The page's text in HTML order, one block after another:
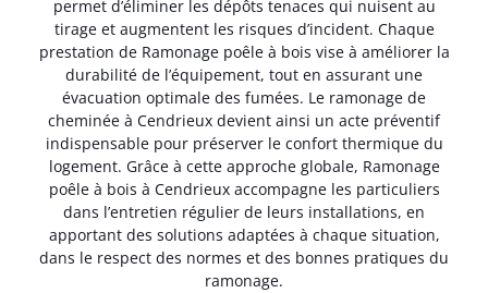
permet d’éliminer les dépôts tenaces qui nuisent au
tirage et augmentent les risques d’incident. Chaque
prestation de Ramonage poêle à bois vise à améliorer la
durabilité de l’équipement, tout en assurant une
évacuation optimale des fumées. Le ramonage de
cheminée à Cendrieux devient ainsi un acte préventif
indispensable pour préserver le confort thermique du
logement. Grâce à cette approche globale, Ramonage
poêle à bois à Cendrieux accompagne les particuliers
dans l’entretien régulier de leurs installations, en
apportant des solutions adaptées à chaque situation,
dans le respect des normes et des bonnes pratiques du
ramonage.